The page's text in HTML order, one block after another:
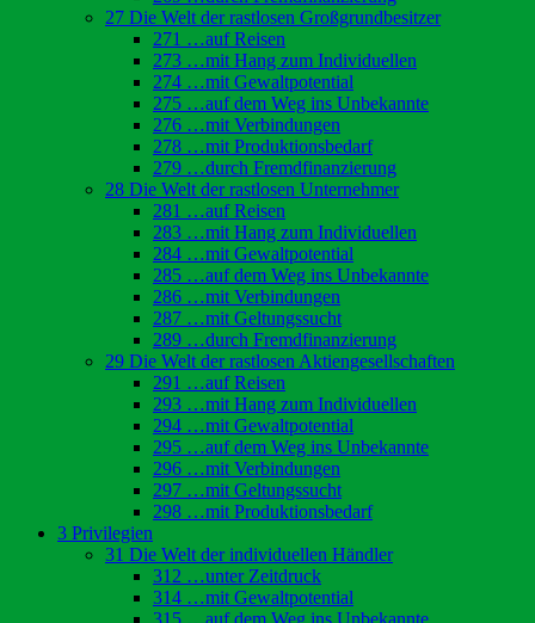
27 Die Welt der rastlosen Großgrundbesitzer
271 …auf Reisen
273 …mit Hang zum Individuellen
274 …mit Gewaltpotential
275 …auf dem Weg ins Unbekannte
276 …mit Verbindungen
278 …mit Produktionsbedarf
279 …durch Fremdfinanzierung
28 Die Welt der rastlosen Unternehmer
281 …auf Reisen
283 …mit Hang zum Individuellen
284 …mit Gewaltpotential
285 …auf dem Weg ins Unbekannte
286 …mit Verbindungen
287 …mit Geltungssucht
289 …durch Fremdfinanzierung
29 Die Welt der rastlosen Aktiengesellschaften
291 …auf Reisen
293 …mit Hang zum Individuellen
294 …mit Gewaltpotential
295 …auf dem Weg ins Unbekannte
296 …mit Verbindungen
297 …mit Geltungssucht
298 …mit Produktionsbedarf
3 Privilegien
31 Die Welt der individuellen Händler
312 …unter Zeitdruck
314 …mit Gewaltpotential